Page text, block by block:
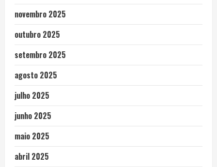
novembro 2025
outubro 2025
setembro 2025
agosto 2025
julho 2025
junho 2025
maio 2025
abril 2025